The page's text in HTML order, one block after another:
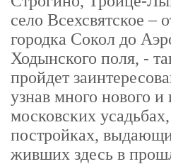
село Всехсвятское –
городка Сокол до
Ходынского поля, -
пройдет
узнав много нового и
московских
постройках,
живших здесь в